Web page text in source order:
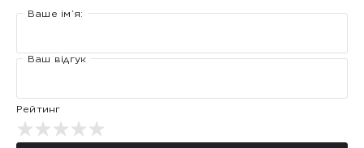
Ваше ім’я:
Ваш відгук
Рейтинг